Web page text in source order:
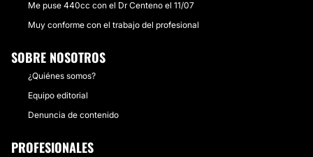
Me puse 440cc con el Dr Centeno el 11/07
Muy conforme con el trabajo del profesional
SOBRE NOSOTROS
¿Quiénes somos?
Equipo editorial
Denuncia de contenido
PROFESIONALES